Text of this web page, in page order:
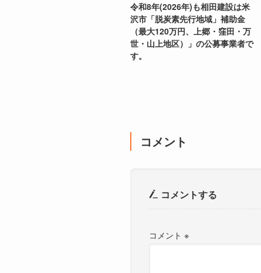
令和8年(2026年)も相田建設は米
沢市「脱炭素先行地域」補助金
（最大120万円、上郷・窪田・万
世・山上地区）」の公募事業者で
す。
コメント
コメントする
コメント ※